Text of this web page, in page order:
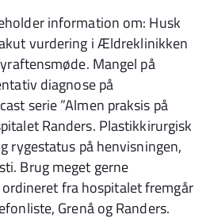
information om: Husk
vurdering i Ældreklinikken
Mangel på
diagnose på
serie ”Almen praksis på
Randers. Plastikkirurgisk
rygestatus på henvisningen,
Brug meget gerne
fra hospitalet fremgår
Grenå og Randers.